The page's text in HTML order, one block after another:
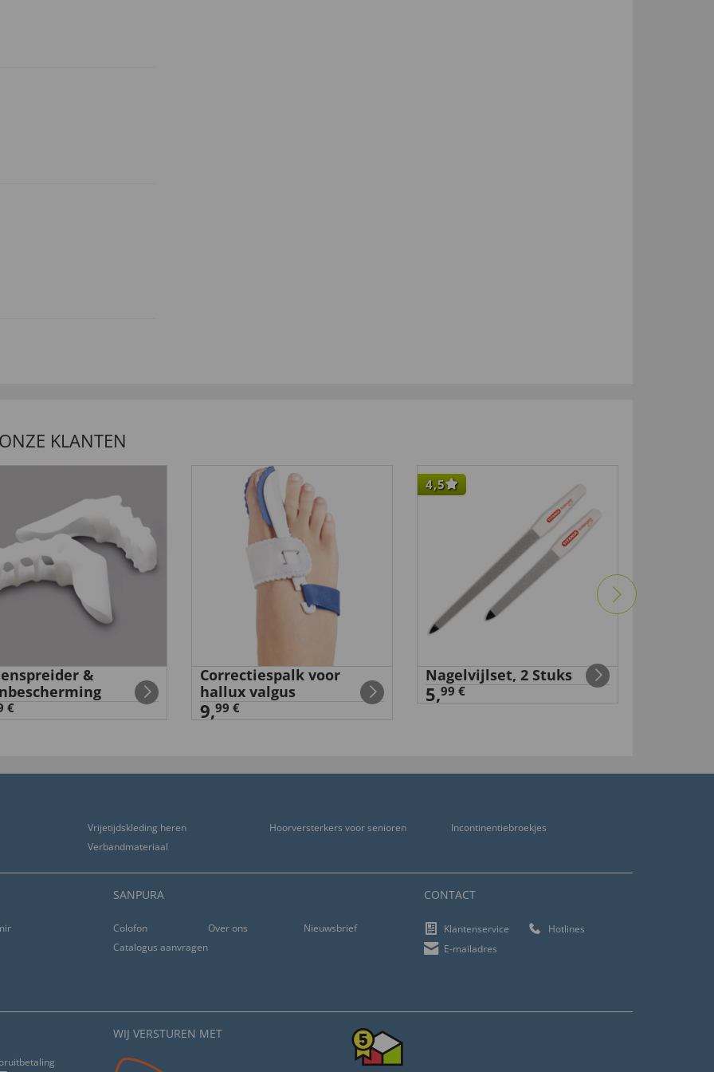
KLANTEN
&
€
Correctiespalk voor
hallux valgus
9,99 €
4,5
Nagelvijlset, 2 Stuks
5,99 €
Vrijetijdskleding heren Hoorversterkers voor senioren
Incontinentiebroekjes
Verbandmateriaal
SANPURA
Colofon Over ons
Nieuwsbrief
Catalogus aanvragen
CONTACT
Klantenservice
Hotlines
E-mailadres
WIJ VERSTUREN MET